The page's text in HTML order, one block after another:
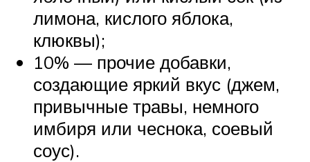
лимона, кислого яблока,
клюквы);
10% — прочие добавки,
создающие яркий вкус (джем,
привычные травы, немного
имбиря или чеснока, соевый
соус).